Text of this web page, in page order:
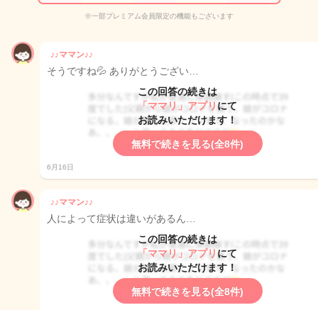
※一部プレミアム会員限定の機能もございます
♪♪ママン♪♪
そうですね💦 ありがとうござい…
この回答の続きは
「ママリ」アプリ にて
お読みいただけます！
無料で続きを見る(全8件)
6月16日
♪♪ママン♪♪
人によって症状は違いがあるん…
この回答の続きは
「ママリ」アプリ にて
お読みいただけます！
無料で続きを見る(全8件)